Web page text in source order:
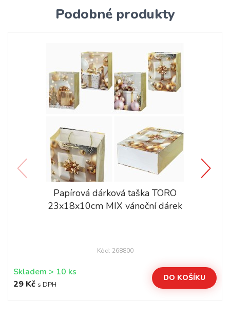
Podobné produkty
Papírová dárková taška TORO
23x18x10cm MIX vánoční dárek
Kód: 268800
Skladem > 10 ks
29 Kč s DPH
DO KOŠÍKU